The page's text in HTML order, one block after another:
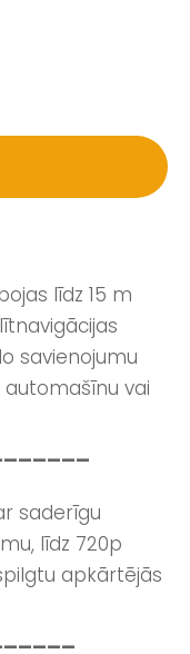
līdz 15 m
savienojumu
vai
saderīgu
līdz 720p
apkārtējās